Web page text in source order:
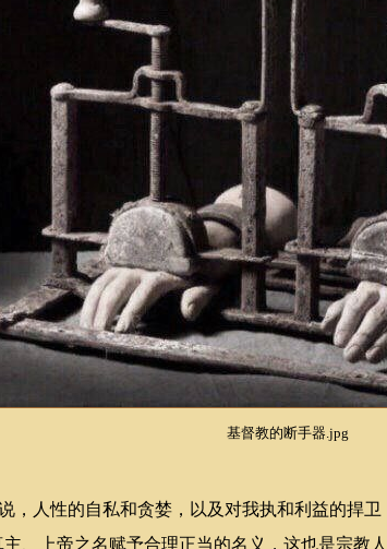
基督教的断手器.jpg
人性的自私和贪婪，以及对我执和利益的捍卫
、上帝之名赋予合理正当的名义，这也是宗教